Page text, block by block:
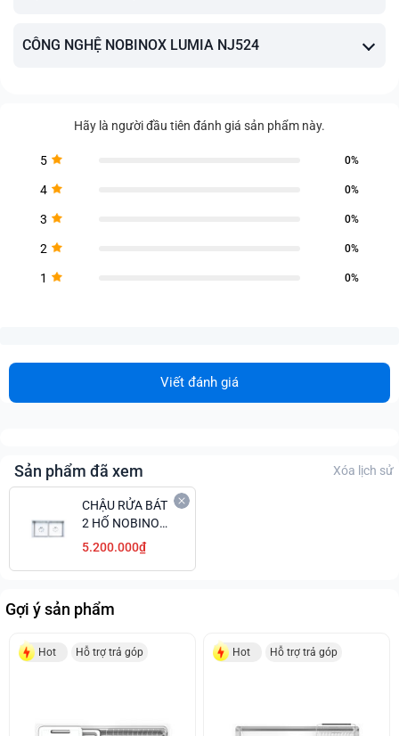
CÔNG NGHỆ NOBINOX LUMIA NJ524
Hãy là người đầu tiên đánh giá sản phẩm này.
5 0%
4 0%
3 0%
2 0%
1 0%
Viết đánh giá
Sản phẩm đã xem Xóa lịch sử
CHẬU RỬA BÁT
2 HỐ NOBINOX
LUMIA NJ524
5.200.000₫
Gợi ý sản phẩm
Hot Hỗ trợ trả góp Hot Hỗ trợ trả góp